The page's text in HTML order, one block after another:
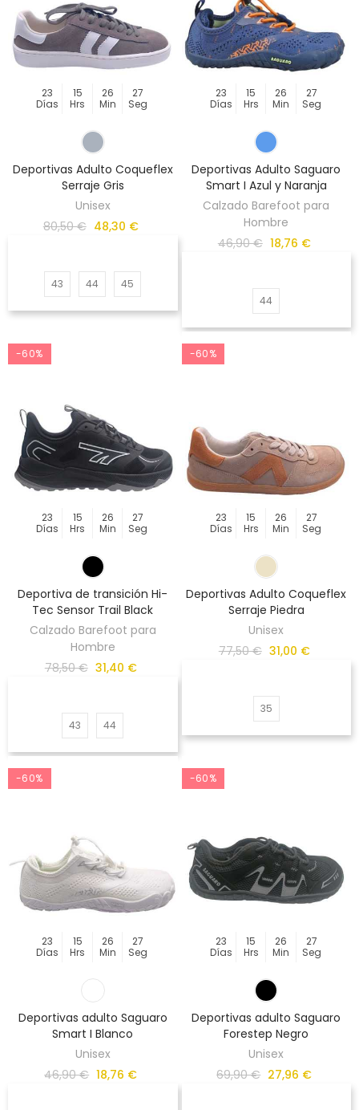
23
Días
15
Hrs
26
Min
27
Seg
Deportivas Adulto Coqueflex
Serraje Gris
Unisex
80,50 € 48,30 €
43 44 45
23
Días
15
Hrs
26
Min
27
Seg
Deportivas Adulto Saguaro
Smart I Azul y Naranja
Calzado Barefoot para
Hombre
46,90 € 18,76 €
44
-60%
23
Días
15
Hrs
26
Min
27
Seg
Deportiva de transición Hi-
Tec Sensor Trail Black
Calzado Barefoot para
Hombre
78,50 € 31,40 €
43 44
-60%
23
Días
15
Hrs
26
Min
27
Seg
Deportivas Adulto Coqueflex
Serraje Piedra
Unisex
77,50 € 31,00 €
35
-60%
23
Días
15
Hrs
26
Min
27
Seg
Deportivas adulto Saguaro
Smart I Blanco
Unisex
46,90 € 18,76 €
-60%
23
Días
15
Hrs
26
Min
27
Seg
Deportivas adulto Saguaro
Forestep Negro
Unisex
69,90 € 27,96 €